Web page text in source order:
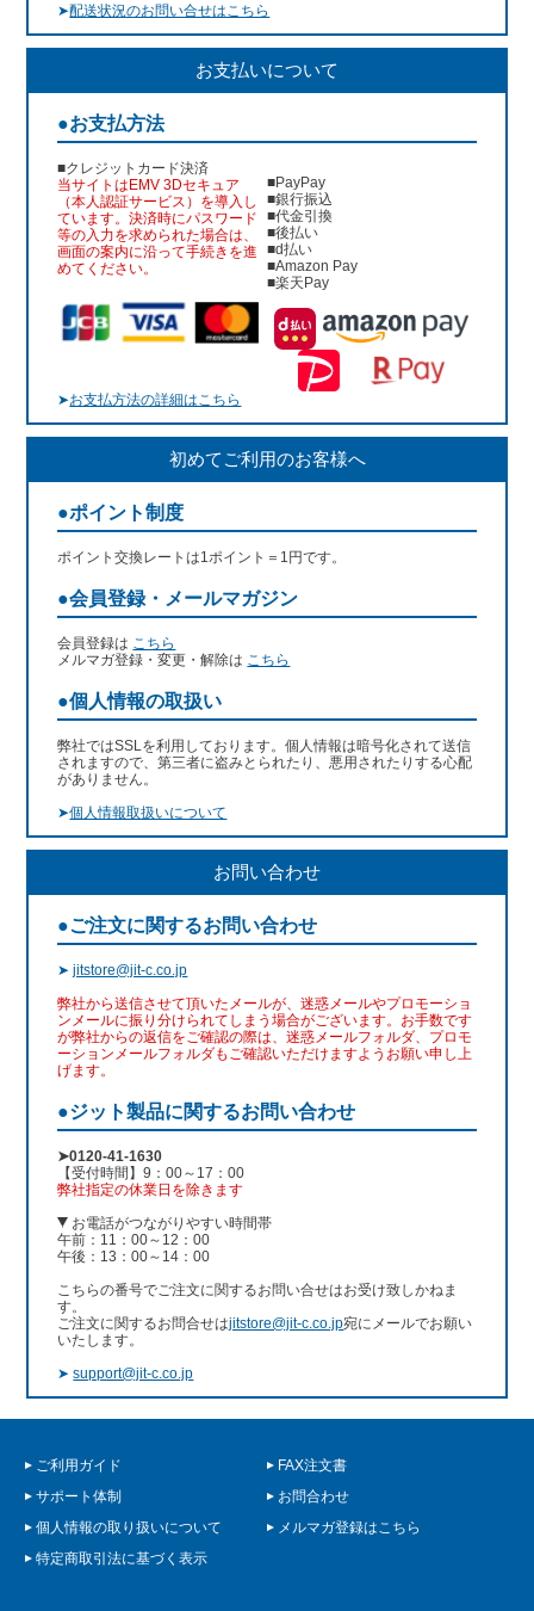
➤配送状況のお問い合せはこちら
お支払いについて
●お支払方法
■クレジットカード決済
当サイトはEMV 3Dセキュア
（本人認証サービス）を導入し
ています。決済時にパスワード
等の入力を求められた場合は、
画面の案内に沿って手続きを進
めてください。
■PayPay
■銀行振込
■代金引換
■後払い
■d払い
■Amazon Pay
■楽天Pay
➤お支払方法の詳細はこちら
初めてご利用のお客様へ
●ポイント制度
ポイント交換レートは1ポイント＝1円です。
●会員登録・メールマガジン
会員登録は こちら
メルマガ登録・変更・解除は こちら
●個人情報の取扱い
弊社ではSSLを利用しております。個人情報は暗号化されて送信
されますので、第三者に盗みとられたり、悪用されたりする心配
がありません。
➤個人情報取扱いについて
お問い合わせ
●ご注文に関するお問い合わせ
➤jitstore@jit-c.co.jp
弊社から送信させて頂いたメールが、迷惑メールやプロモーショ
ンメールに振り分けられてしまう場合がございます。お手数です
が弊社からの返信をご確認の際は、迷惑メールフォルダ、プロモ
ーションメールフォルダもご確認いただけますようお願い申し上
げます。
●ジット製品に関するお問い合わせ
➤0120-41-1630
【受付時間】9：00～17：00
弊社指定の休業日を除きます
お電話がつながりやすい時間帯
午前：11：00～12：00
午後：13：00～14：00
こちらの番号でご注文に関するお問い合せはお受け致しかねま
す。
ご注文に関するお問合せはjitstore@jit-c.co.jp宛にメールでお願い
いたします。
➤support@jit-c.co.jp
ご利用ガイド
FAX注文書
サポート体制
お問合わせ
個人情報の取り扱いについて
メルマガ登録はこちら
特定商取引法に基づく表示